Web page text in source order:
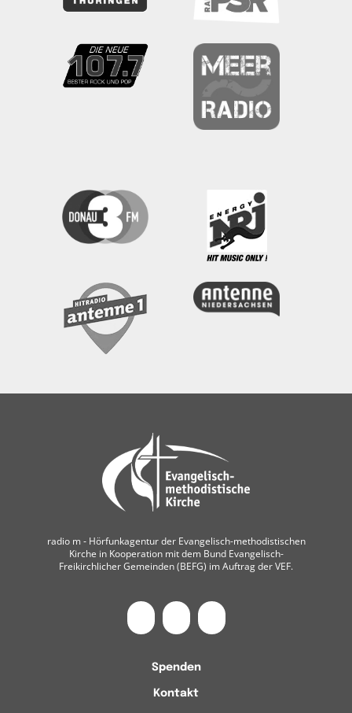
radio m ‐ Hörfunkagentur der Evangelisch-methodistischen
Kirche in Kooperation mit dem Bund Evangelisch-
Freikirchlicher Gemeinden (BEFG) im Auftrag der VEF.
Spenden
Kontakt